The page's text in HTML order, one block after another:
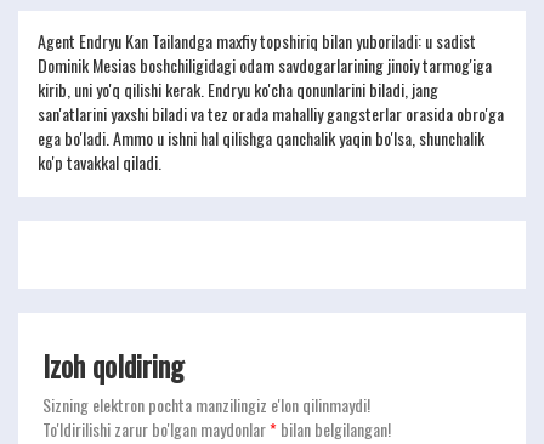
Agent Endryu Kan Tailandga maxfiy topshiriq bilan yuboriladi: u sadist
Dominik Mesias boshchiligidagi odam savdogarlarining jinoiy tarmog'iga
kirib, uni yo'q qilishi kerak. Endryu ko'cha qonunlarini biladi, jang
san'atlarini yaxshi biladi va tez orada mahalliy gangsterlar orasida obro'ga
ega bo'ladi. Ammo u ishni hal qilishga qanchalik yaqin bo'lsa, shunchalik
ko'p tavakkal qiladi.
Izoh qoldiring
Sizning elektron pochta manzilingiz e'lon qilinmaydi!
To'ldirilishi zarur bo'lgan maydonlar*bilan belgilangan!